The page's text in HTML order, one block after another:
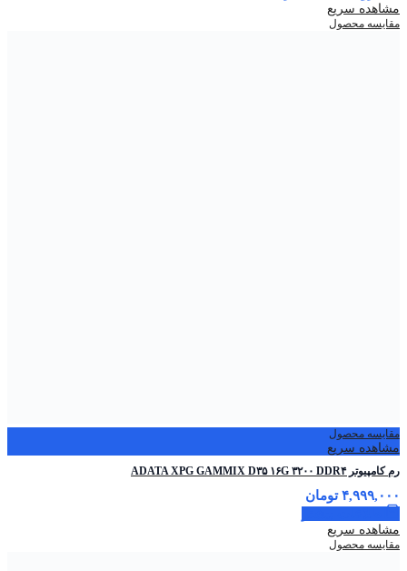
مشاهده سریع
مقایسه محصول
مقایسه محصول
مشاهده سریع
رم کامپیوتر ADATA XPG GAMMIX D۳۵ ۱۶G ۳۲۰۰ DDR۴
۴,۹۹۹,۰۰۰ تومان
مشاهده سریع
مقایسه محصول